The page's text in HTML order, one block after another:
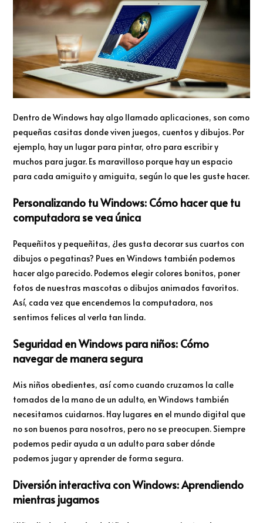
Dentro de Windows hay algo llamado aplicaciones, son como
pequeñas casitas donde viven juegos, cuentos y dibujos. Por
ejemplo, hay un lugar para pintar, otro para escribir y
muchos para jugar. Es maravilloso porque hay un espacio
para cada amiguito y amiguita, según lo que les guste hacer.
Personalizando tu Windows: Cómo hacer que tu
computadora se vea única
Pequeñitos y pequeñitas, ¿les gusta decorar sus cuartos con
dibujos o pegatinas? Pues en Windows también podemos
hacer algo parecido. Podemos elegir colores bonitos, poner
fotos de nuestras mascotas o dibujos animados favoritos.
Así, cada vez que encendemos la computadora, nos
sentimos felices al verla tan linda.
Seguridad en Windows para niños: Cómo
navegar de manera segura
Mis niños obedientes, así como cuando cruzamos la calle
tomados de la mano de un adulto, en Windows también
necesitamos cuidarnos. Hay lugares en el mundo digital que
no son buenos para nosotros, pero no se preocupen. Siempre
podemos pedir ayuda a un adulto para saber dónde
podemos jugar y aprender de forma segura.
Diversión interactiva con Windows: Aprendiendo
mientras jugamos